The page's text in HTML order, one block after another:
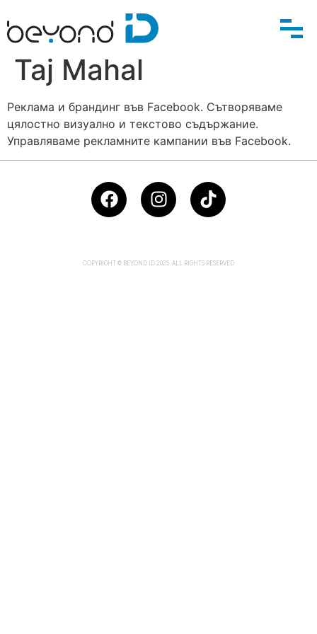
Taj Mahal
Реклама и брандинг във Facebook. Сътворяваме
цялостно визуално и текстово съдържание.
Управляваме рекламните кампании във Facebook.
COPYRIGHT © BEYOND ID 2025. ALL RIGHTS RESERVED